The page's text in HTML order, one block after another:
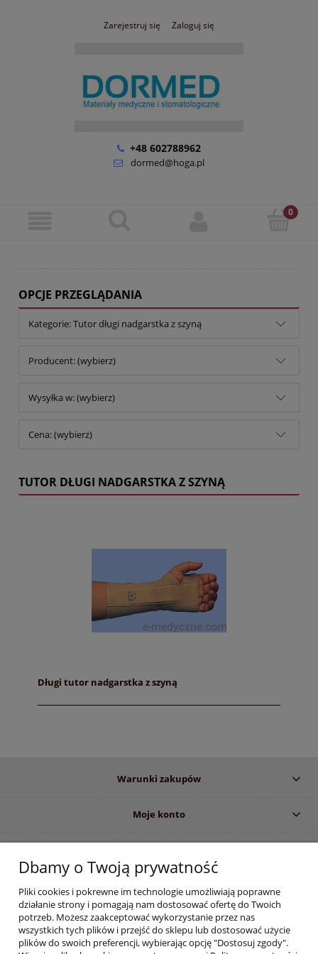
Zarejestruj się Zaloguj się
+48 602788962
dormed@hoga.pl
OPCJE PRZEGLĄDANIA
Kategorie: Tutor długi nadgarstka z szyną
Producent: (wybierz)
Wysyłka w: (wybierz)
Cena: (wybierz)
TUTOR DŁUGI NADGARSTKA Z SZYNĄ
Długi tutor nadgarstka z szyną
Warunki zakupów
Moje konto
Informujemy, iż zgodnie z obowiązującymi przepisami prawa, dostęp do
określonych produktów i informacji wyświetlanych na stronie, zastrzeżony
jest dla profesjonalistów z branży stomatologicznej i medycznej. Dokonując
zakupów w sklepie e-medyczne.com oświadczasz :
Jestem specjalistą w dziedzinie stomatologii lub osobą związaną
Dbamy o Twoją prywatność
Pliki cookies i pokrewne im technologie umożliwiają poprawne
działanie strony i pomagają nam dostosować ofertę do Twoich
potrzeb. Możesz zaakceptować wykorzystanie przez nas
wszystkich tych plików i przejść do sklepu lub dostosować użycie
plików do swoich preferencji, wybierając opcję "Dostosuj zgody".